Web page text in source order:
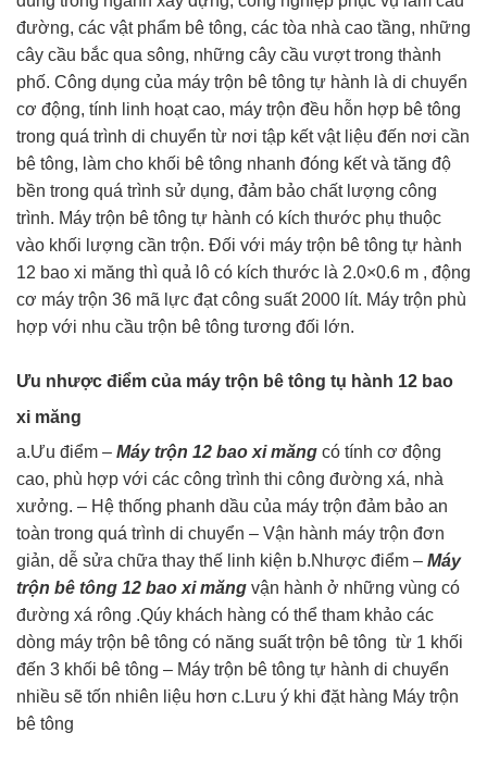
đường, các vật phẩm bê tông, các tòa nhà cao tầng, những
cây cầu bắc qua sông, những cây cầu vượt trong thành
phố. Công dụng của máy trộn bê tông tự hành là di chuyển
cơ động, tính linh hoạt cao, máy trộn đều hỗn hợp bê tông
trong quá trình di chuyển từ nơi tập kết vật liệu đến nơi cần
bê tông, làm cho khối bê tông nhanh đóng kết và tăng độ
bền trong quá trình sử dụng, đảm bảo chất lượng công
trình. Máy trộn bê tông tự hành có kích thước phụ thuộc
vào khối lượng cần trộn. Đối với máy trộn bê tông tự hành
12 bao xi măng thì quả lô có kích thước là 2.0×0.6 m , động
cơ máy trộn 36 mã lực đạt công suất 2000 lít. Máy trộn phù
hợp với nhu cầu trộn bê tông tương đối lớn.
Ưu nhược điểm của máy trộn bê tông tụ hành 12 bao
xi măng
a.Ưu điểm – Máy trộn 12 bao xi măng có tính cơ động
cao, phù hợp với các công trình thi công đường xá, nhà
xưởng. – Hệ thống phanh dầu của máy trộn đảm bảo an
toàn trong quá trình di chuyển – Vận hành máy trộn đơn
giản, dễ sửa chữa thay thế linh kiện b.Nhược điểm – Máy
trộn bê tông 12 bao xi măng vận hành ở những vùng có
đường xá rông .Qúy khách hàng có thể tham khảo các
dòng máy trộn bê tông có năng suất trộn bê tông từ 1 khối
đến 3 khối bê tông – Máy trộn bê tông tự hành di chuyển
nhiều sẽ tốn nhiên liệu hơn c.Lưu ý khi đặt hàng Máy trộn
bê tông